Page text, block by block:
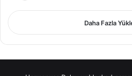
Daha Fazla